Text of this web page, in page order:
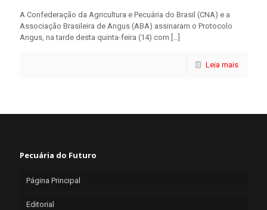
A Confederação da Agricultura e Pecuária do Brasil (CNA) e a
Associação Brasileira de Angus (ABA) assinaram o Protocolo
Angus, na tarde desta quinta-feira (14) com […]
Leia mais
Pecuária do Futuro
Página Principal
Editorial